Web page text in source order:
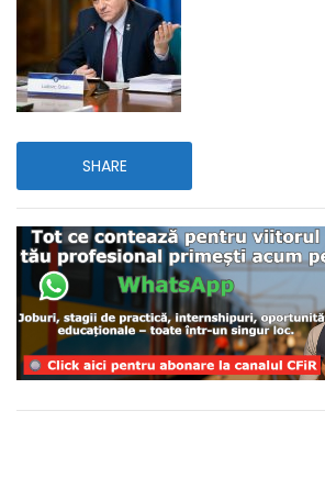
SHARE